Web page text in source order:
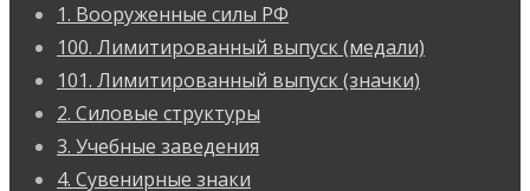
1. Вооруженные силы РФ
100. Лимитированный выпуск (медали)
101. Лимитированный выпуск (значки)
2. Силовые структуры
3. Учебные заведения
4. Сувенирные знаки